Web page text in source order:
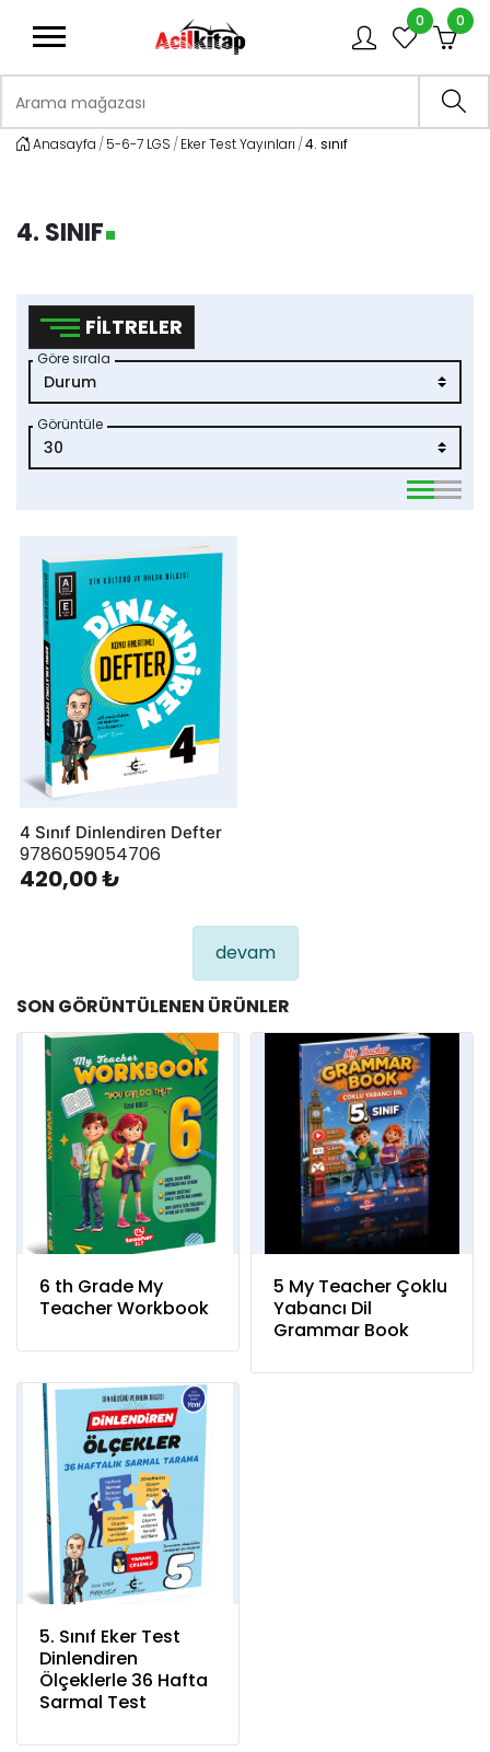
0 0
Anasayfa 5-6-7 LGS Eker Test Yayınları 4. sınıf
4. SINIF
FILTRELER
Göre sırala
Görüntüle
4 Sınıf Dinlendiren Defter
9786059054706
420,00 ₺
devam
SON GÖRÜNTÜLENEN ÜRÜNLER
6 th Grade My
Teacher Workbook
5 My Teacher Çoklu
Yabancı Dil
Grammar Book
5. Sınıf Eker Test
Dinlendiren
Ölçeklerle 36 Hafta
Sarmal Test